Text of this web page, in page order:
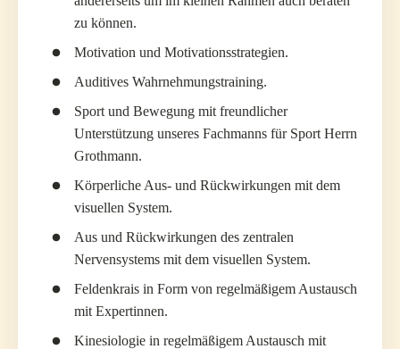
zu können.
Motivation und Motivationsstrategien.
Auditives Wahrnehmungstraining.
Sport und Bewegung mit freundlicher
Unterstützung unseres Fachmanns für Sport Herrn
Grothmann.
Körperliche Aus- und Rückwirkungen mit dem
visuellen System.
Aus und Rückwirkungen des zentralen
Nervensystems mit dem visuellen System.
Feldenkrais in Form von regelmäßigem Austausch
mit Expertinnen.
Kinesiologie in regelmäßigem Austausch mit